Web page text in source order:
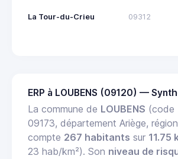
La Tour-du-Crieu 09312
ERP à LOUBENS (09120) —
La commune de LOUBENS (code
09173, département Ariège,
compte 267 habitants sur 11.75
23 hab/km²). Son niveau de